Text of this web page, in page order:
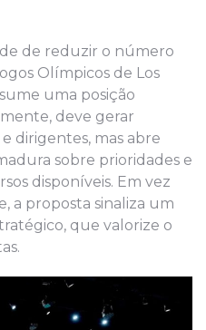
de reduzir o número
Olímpicos de Los
uma posição
deve gerar
dirigentes, mas abre
sobre prioridades e
disponíveis. Em vez
a proposta sinaliza um
que valorize o